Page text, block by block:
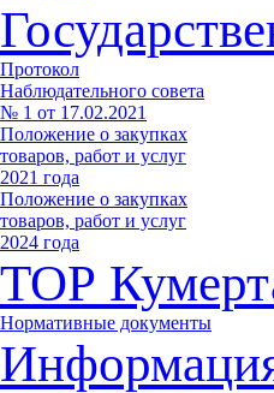
Протокол
Наблюдательного совета
№ 1 от 17.02.2021
Положение о закупках
товаров, работ и услуг
2021 года
Положение о закупках
товаров, работ и услуг
2024 года
ТОР
Нормативные документы